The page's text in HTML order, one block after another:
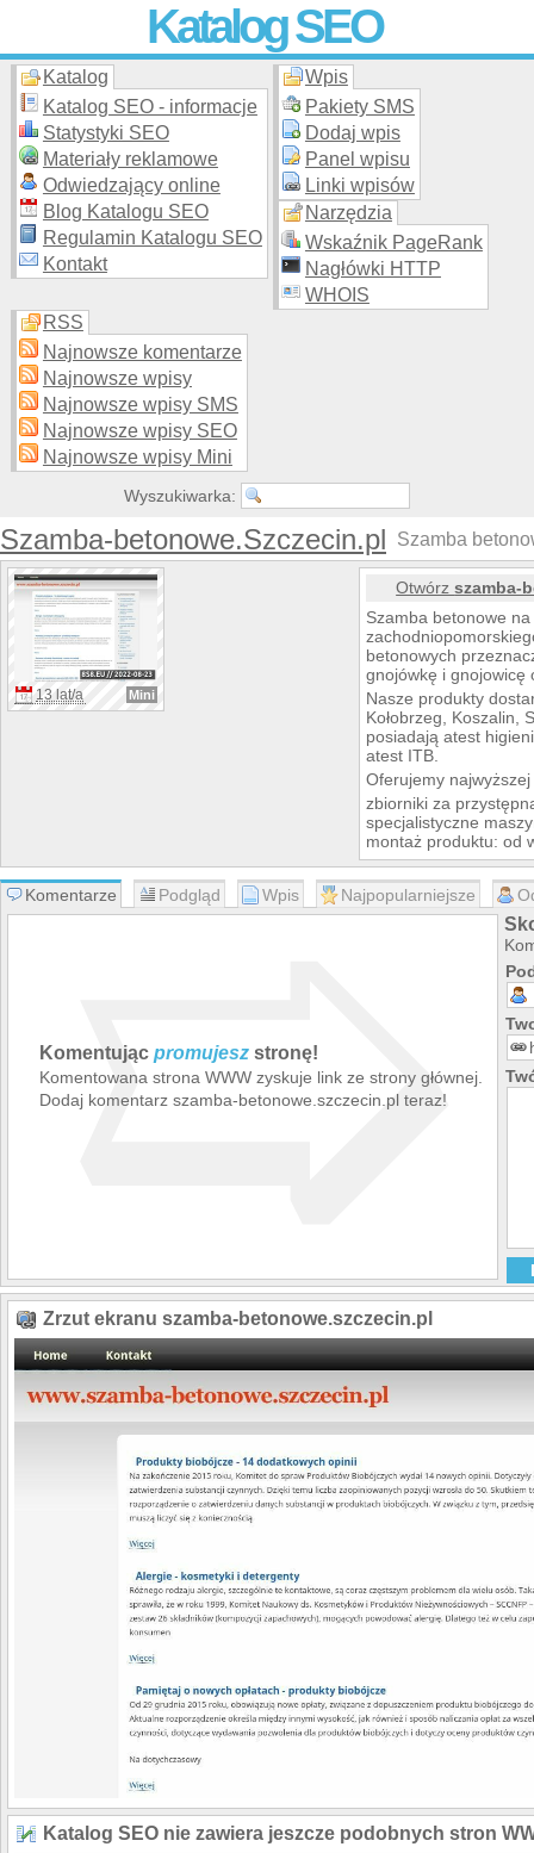
Katalog SEO
Skuteczna i promocja stron WWW –
moderowanego katalogu za darmo!
Katalog
Katalog SEO - informacje
Statystyki SEO
Materiały reklamowe
Odwiedzający online
Blog Katalogu SEO
Regulamin Katalogu SEO
Kontakt
Wpis
Pakiety SMS
Dodaj wpis
Panel wpisu
Linki wpisów
Narzędzia
Wskaźnik PageRank
Nagłówki HTTP
WHOIS
RSS
Najnowsze komentarze
Najnowsze wpisy
Najnowsze wpisy SMS
Najnowsze wpisy SEO
Najnowsze wpisy Mini
Wyszukiwarka:
Szamba-betonowe.Szczecin.pl Szamba
13 lat/a Mini
Otwórzszamba-
Szamba betonowe
betonowych
gnojówkę i gnojowicę
Nasze produkty
Kołobrzeg, Koszalin,
posiadają atest
atest ITB.
Oferujemy
zbiorniki za
specjalistyczne
montaż produktu: od
Zapraszamy do
Komentarze
Podgląd Wpis Najpopularniejsze
Komentując promujesz stronę!
Komentowana strona WWW zyskuje link ze strony głównej.
Dodaj komentarz szamba-betonowe.szczecin.pl teraz!
➯
Zrzut ekranu szamba-betonowe.szczecin.pl
Katalog SEO nie zawiera jeszcze podobnych stron